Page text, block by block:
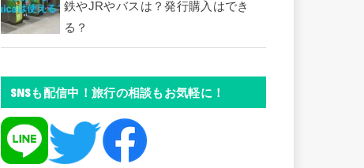
鉄やJRやバスは？発行購入はでき
る？
SNSも配信中！旅行の相談もお気軽に！